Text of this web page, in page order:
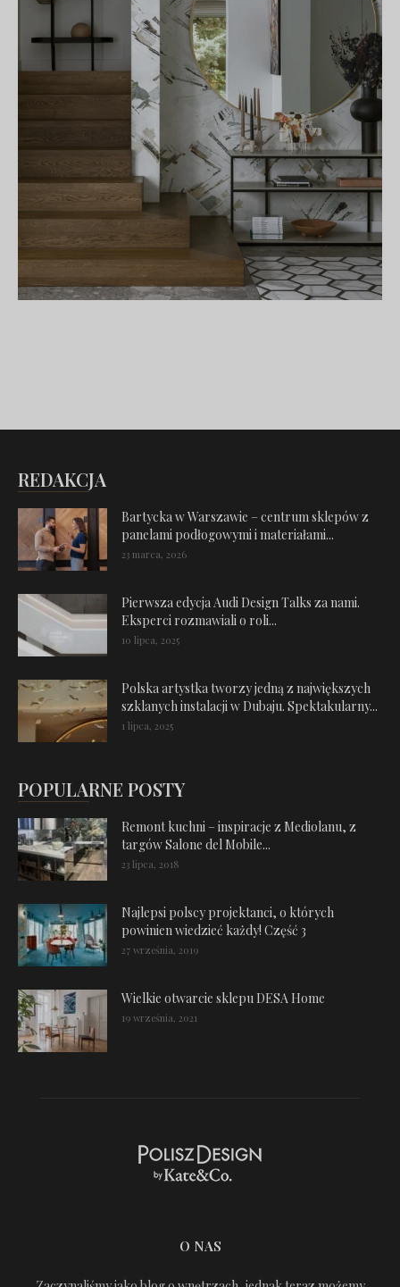
REDAKCJA
Bartycka w Warszawie – centrum sklepów z
panelami podłogowymi i materiałami...
23 marca, 2026
Pierwsza edycja Audi Design Talks za nami.
Eksperci rozmawiali o roli...
10 lipca, 2025
Polska artystka tworzy jedną z największych
szklanych instalacji w Dubaju. Spektakularny...
1 lipca, 2025
POPULARNE POSTY
Remont kuchni – inspiracje z Mediolanu, z
targów Salone del Mobile...
23 lipca, 2018
Najlepsi polscy projektanci, o których
powinien wiedzieć każdy! Część 3
27 września, 2019
Wielkie otwarcie sklepu DESA Home
19 września, 2021
O NAS